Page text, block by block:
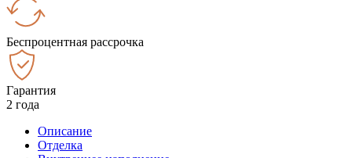
Беспроцентная рассрочка
Гарантия
2 года
Описание
Отделка